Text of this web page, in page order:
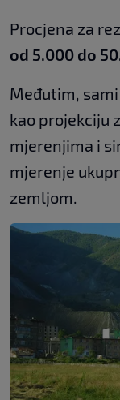
Procjena za
od 5.000 do
Međutim,
kao projekciju
mjerenjima i
mjerenje
zemljom.